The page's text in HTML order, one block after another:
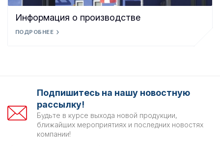
Информация о производстве
ПОДРОБНЕЕ
Подпишитесь на нашу новостную
рассылку!
Будьте в курсе выхода новой продукции,
ближайших мероприятиях и последних новостях
компании!